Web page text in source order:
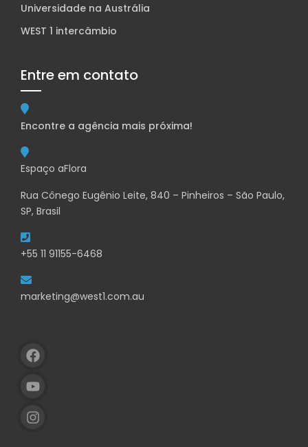
Universidade na Austrália
WEST 1 intercâmbio
Entre em contato
Encontre a agência mais próxima!
Espaço aFlora
Rua Cônego Eugênio Leite, 840 – Pinheiros – São Paulo,
SP, Brasil
+55 11 91155-6468
marketing@west1.com.au